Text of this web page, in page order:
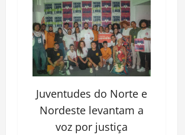
Juventudes do Norte e
Nordeste levantam a
voz por justiça